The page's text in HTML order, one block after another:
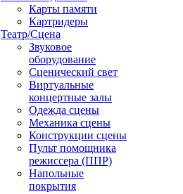
Карты памяти
Картридеры
Театр/Сцена
Звуковое
оборудование
Сценический свет
Виртуальные
концертные залы
Одежда сцены
Механика сцены
Конструкции сцены
Пульт помощника
режиссера (ППР)
Напольные
покрытия